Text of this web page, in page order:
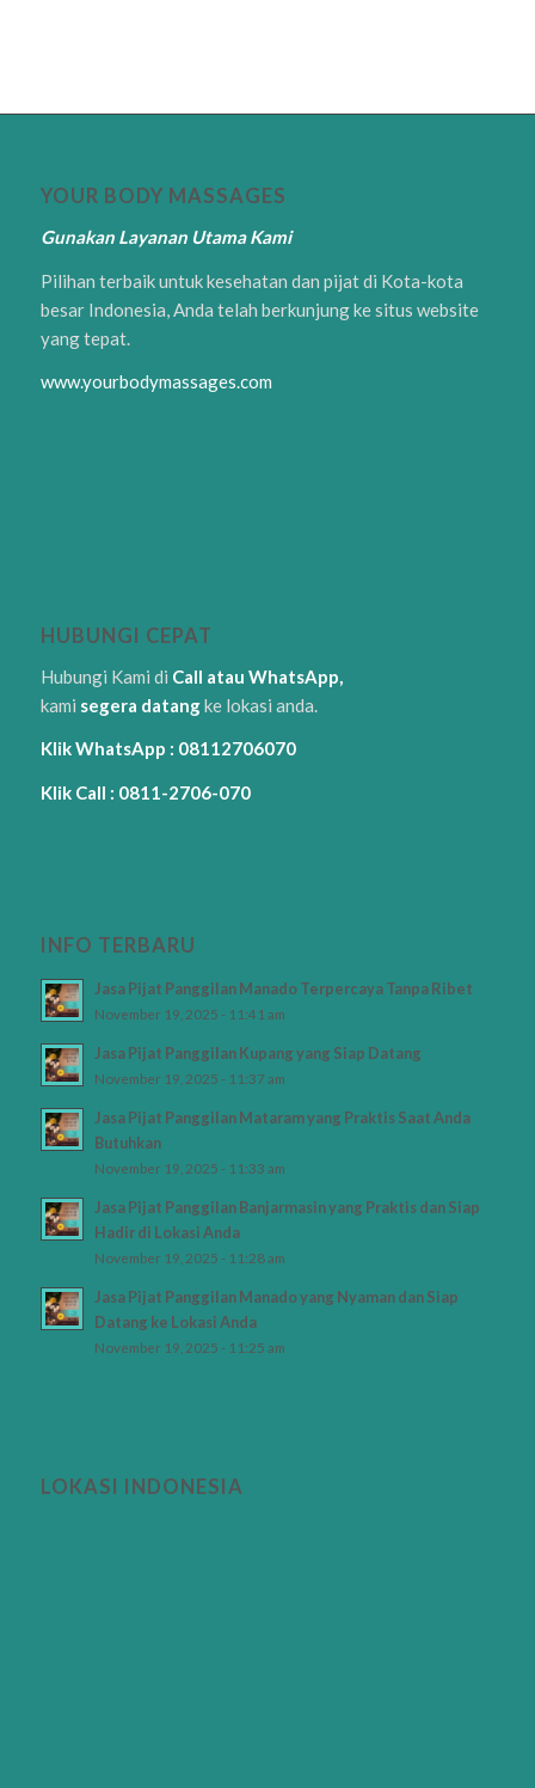
YOUR BODY MASSAGES
Gunakan Layanan Utama Kami
Pilihan terbaik untuk kesehatan dan pijat di Kota-kota
besar Indonesia, Anda telah berkunjung ke situs website
yang tepat.
www.yourbodymassages.com
HUBUNGI CEPAT
Hubungi Kami di Call atau WhatsApp,
kami segera datangke lokasi anda.
Klik WhatsApp : 08112706070
Klik Call : 0811-2706-070
INFO TERBARU
Jasa Pijat Panggilan Manado Terpercaya Tanpa Ribet
November 19, 2025 - 11:41 am
Jasa Pijat Panggilan Kupang yang Siap Datang
November 19, 2025 - 11:37 am
Jasa Pijat Panggilan Mataram yang Praktis Saat Anda
Butuhkan
November 19, 2025 - 11:33 am
Jasa Pijat Panggilan Banjarmasin yang Praktis dan Siap
Hadir di Lokasi Anda
November 19, 2025 - 11:28 am
Jasa Pijat Panggilan Manado yang Nyaman dan Siap
Datang ke Lokasi Anda
November 19, 2025 - 11:25 am
LOKASI INDONESIA